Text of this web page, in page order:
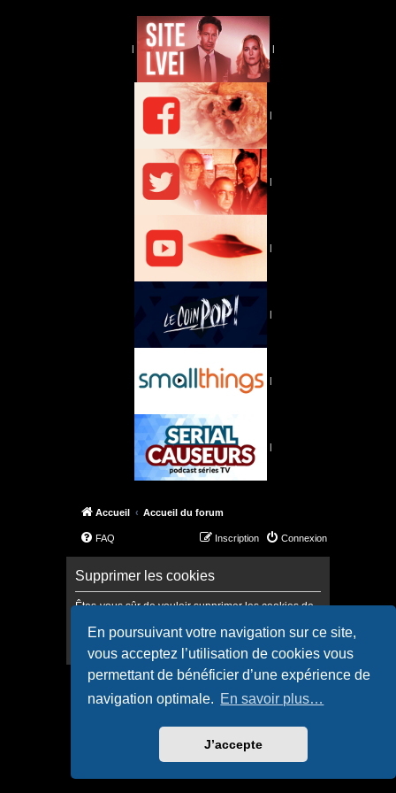
En poursuivant votre navigation sur ce site,
vous acceptez l’utilisation de cookies vous
permettant de bénéficier d’une expérience de
navigation optimale. En savoir plus…
J’accepte
| |
|
|
|
|
|
|
Accueil Accueil du forum
FAQ Connexion
Inscription
Supprimer les cookies
Êtes-vous sûr de vouloir supprimer les cookies de